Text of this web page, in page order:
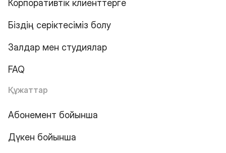
Корпоративтік клиенттерге
Біздің серіктесіміз болу
Залдар мен студиялар
FAQ
Құжаттар
Абонемент бойынша
Дүкен бойынша